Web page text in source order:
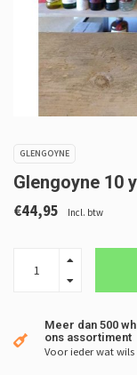
GLENGOYNE
Glengoyne 10
€44,95 Incl. btw
Meer dan 500
ons assortiment
Voor ieder wat wils